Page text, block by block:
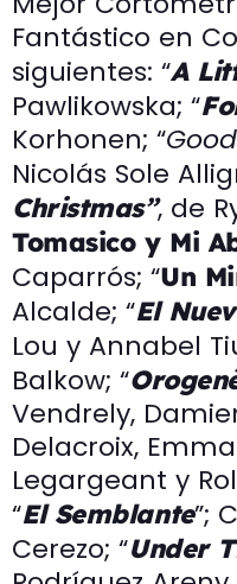
Fantástico en
siguientes: “A
Pawlikowska; “
Korhonen; “
Nicolás Sole
Christmas”, de
Tomasico y Mi
Caparrós; “Un
Alcalde; “El
Lou y Annabel
Balkow; “
Vendrely,
Delacroix,
Legargeant y
“El Semblante”;
Cerezo; “Under